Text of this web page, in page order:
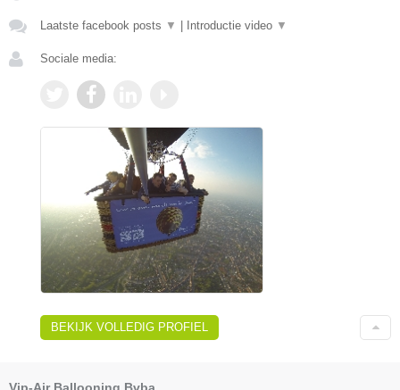
Laatste facebook posts ▼ | Introductie video ▼
Sociale media:
BEKIJK VOLLEDIG PROFIEL